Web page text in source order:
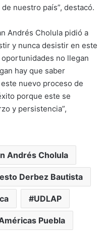
nuestro país”, destacó.
Andrés Cholula pidió a
y nunca desistir en este
oportunidades no llegan
hay que saber
nuevo proceso de
porque este se
y persistencia”,
Andrés Cholula
Derbez Bautista
UDLAP
Puebla